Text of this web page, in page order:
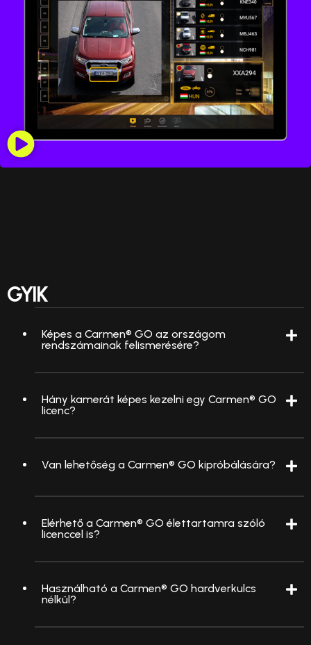
GYIK
Képes a Carmen® GO az országom
rendszámainak felismerésére?
Hány kamerát képes kezelni egy Carmen® GO
licenc?
Van lehetőség a Carmen® GO kipróbálására?
Elérhető a Carmen® GO élettartamra szóló
licenccel is?
Használható a Carmen® GO hardverkulcs
nélkül?